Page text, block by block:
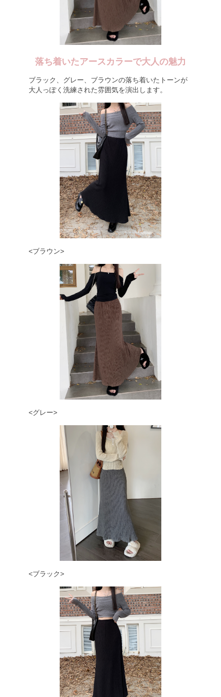
落ち着いたアースカラーで大人の魅力
ブラック、グレー、ブラウンの落ち着いたトーンが
大人っぽく洗練された雰囲気を演出します。
<ブラウン>
<グレー>
<ブラック>